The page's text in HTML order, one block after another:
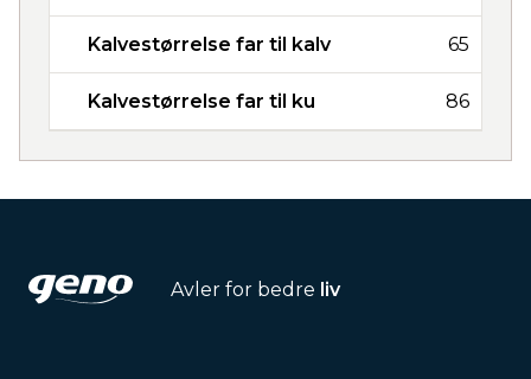
Kalvestørrelse far til kalv 65
Kalvestørrelse far til ku 86
Avler for bedre liv